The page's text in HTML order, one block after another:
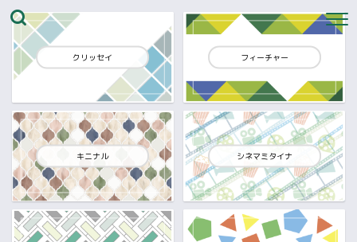
クリッセイ フィーチャー
キニナル シネマミタイナ